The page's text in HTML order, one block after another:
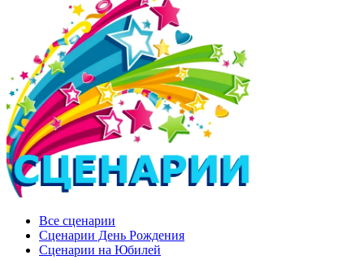
Все сценарии
Сценарии День Рождения
Сценарии на Юбилей